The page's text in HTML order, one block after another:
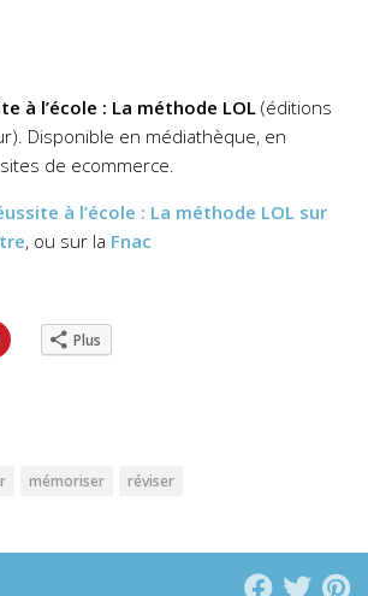
à l’école : La méthode LOL (éditions
Disponible en médiathèque, en
de ecommerce.
à l’école : La méthode LOL sur
, ou sur la Fnac
Cliquez
pour Plus
mémoriser réviser